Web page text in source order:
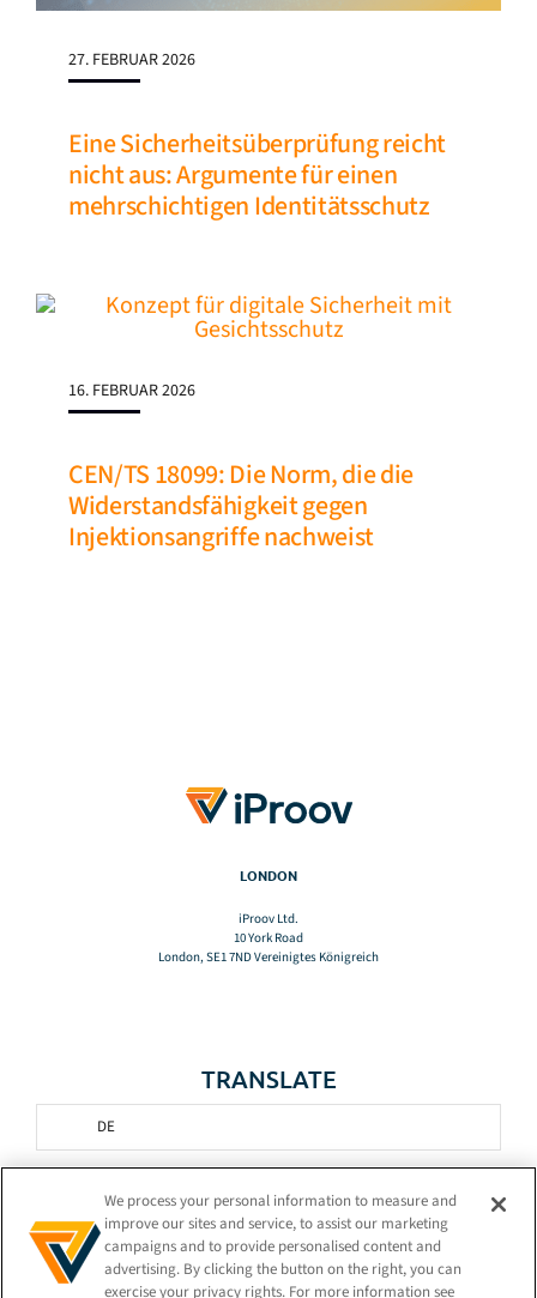
27. FEBRUAR 2026
Eine Sicherheitsüberprüfung reicht
nicht aus: Argumente für einen
mehrschichtigen Identitätsschutz
16. FEBRUAR 2026
CEN/TS 18099: Die Norm, die die
Widerstandsfähigkeit gegen
Injektionsangriffe nachweist
LONDON
iProov Ltd.
10 York Road
London, SE1 7ND Vereinigtes Königreich
TRANSLATE
DE
BLEIBEN SIE VERBUNDEN!
We process your personal information to measure and
improve our sites and service, to assist our marketing
campaigns and to provide personalised content and
advertising. By clicking the button on the right, you can
exercise your privacy rights. For more information see